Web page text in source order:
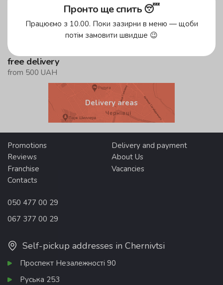
up to 45 minutes
up to 59 minutes
in the yellow zone
free delivery
from 500 UAH
Delivery areas
Promotions
Delivery and payment
Reviews
About Us
Franchise
Vacancies
Contacts
050 477 00 29
067 377 00 29
Self-pickup addresses in Chernivtsi
Проспект Незалежності 90
Руська 253
Пронто ще спить 😴
Працюємо з 10.00. Поки зазирни в меню — щоби
потім замовити швидше 😉